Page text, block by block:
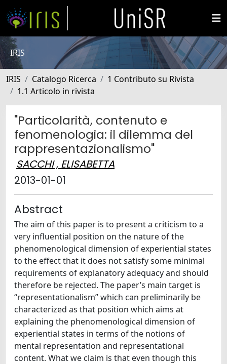
IRIS
IRIS Catalogo Ricerca
1 Contributo su Rivista
1.1 Articolo in rivista
"Particolarità, contenuto e
fenomenologia: il dilemma del
rappresentazionalismo"
SACCHI , ELISABETTA
2013-01-01
Abstract
The aim of this paper is to present a criticism to a
very influential position on the nature of the
phenomenological dimension of experiential states
to the effect that it does not satisfy some minimal
requirements of explanatory adequacy and should
therefore be rejected. The paper’s main target is
“representationalism” which can preliminarily be
characterized as that position which aims at
explaining the phenomenological dimension of
experiential states in terms of the notions of
mental representation and representational
content. What we claim is that even though this